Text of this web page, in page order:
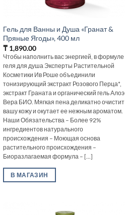
Гель для Ванны и Душа «Гранат &
Пряные Ягоды», 400 мл
₸1,890.00
Чтобы наполнить вас энергией, в формуле
геля для душа Эксперты Растительной
Косметики Ив Роше объединили
тонизирующий экстракт Розового Перца*,
экстракт Граната и органический гель Алоэ
Вера БИО. Мягкая пена деликатно очистит
вашу кожу и окутает ее нежным ароматом.
Наши Обязательства – Более 92%
ингредиентов натурального
происхождения – Моющая основа
растительного происхождения –
Биоразлагаемая формула – [...]
В МАГАЗИН